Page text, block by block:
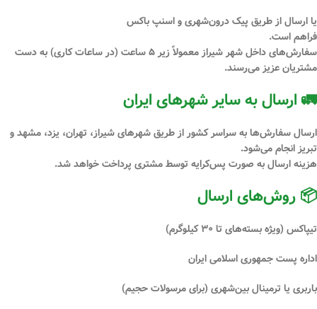
یا ارسال از طریق پیک درون‌شهریواسنپ باکس
فراهم است.
سفارش‌های داخل شهر شیراز معمولاًزیر ۵ ساعت
(در ساعات کاری) به دست
مشتریان عزیز می‌رسند.
🚛 ارسال به سایر شهرهای ایران
ارسال سفارش‌ها به سراسر کشور از طریق شهرهایشیراز، تهران، یزد، مشهد و
تبریزانجام می‌شود.
هزینه ارسالبه صورت پس‌کرایه توسط مشتری پرداخت خواهد شد.
📦 روش‌های ارسال
تیپاکس (ویژه بسته‌های تا ۳۰ کیلوگرم)
اداره پست جمهوری اسلامی ایران
باربری یا ترمینال بین‌شهری (برای مرسولات حجیم)